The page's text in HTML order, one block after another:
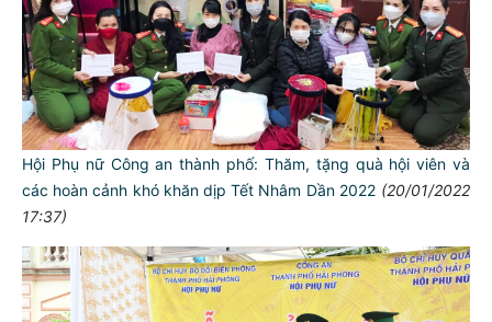
Hội Phụ nữ Công an thành phố: Thăm, tặng quà hội viên và
các hoàn cảnh khó khăn dịp Tết Nhâm Dần 2022 (20/01/2022
17:37)